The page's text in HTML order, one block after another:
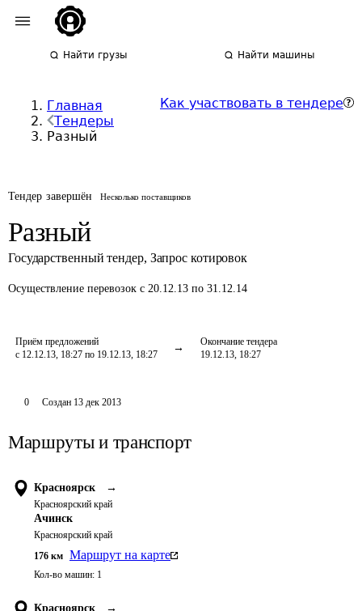
Найти грузы Найти машины
Главная
Тендеры
Разный
Как участвовать в тендере
Тендер завершён Несколько поставщиков
Разный
Государственный тендер, Запрос котировок
Осуществление перевозок с 20.12.13 по 31.12.14
Приём предложений
с 12.12.13, 18:27 по 19.12.13, 18:27
Окончание тендера
19.12.13, 18:27
0 Создан 13 дек 2013
Маршруты и транспорт
Красноярск →
Красноярский край
Ачинск
Красноярский край
176 км Маршрут на карте
Кол-во машин: 1
Красноярск →